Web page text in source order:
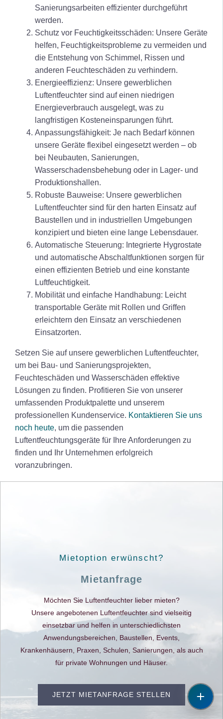
Sanierungsarbeiten effizienter durchgeführt
werden.
Schutz vor Feuchtigkeitsschäden: Unsere Geräte
helfen, Feuchtigkeitsprobleme zu vermeiden und
die Entstehung von Schimmel, Rissen und
anderen Feuchteschäden zu verhindern.
Energieeffizienz: Unsere gewerblichen
Luftentfeuchter sind auf einen niedrigen
Energieverbrauch ausgelegt, was zu
langfristigen Kosteneinsparungen führt.
Anpassungsfähigkeit: Je nach Bedarf können
unsere Geräte flexibel eingesetzt werden – ob
bei Neubauten, Sanierungen,
Wasserschadensbehebung oder in Lager- und
Produktionshallen.
Robuste Bauweise: Unsere gewerblichen
Luftentfeuchter sind für den harten Einsatz auf
Baustellen und in industriellen Umgebungen
konzipiert und bieten eine lange Lebensdauer.
Automatische Steuerung: Integrierte Hygrostate
und automatische Abschaltfunktionen sorgen für
einen effizienten Betrieb und eine konstante
Luftfeuchtigkeit.
Mobilität und einfache Handhabung: Leicht
transportable Geräte mit Rollen und Griffen
erleichtern den Einsatz an verschiedenen
Einsatzorten.
Setzen Sie auf unsere gewerblichen Luftentfeuchter,
um bei Bau- und Sanierungsprojekten,
Feuchteschäden und Wasserschäden effektive
Lösungen zu finden. Profitieren Sie von unserer
umfassenden Produktpalette und unserem
professionellen Kundenservice. Kontaktieren Sie uns
noch heute, um die passenden
Luftentfeuchtungsgeräte für Ihre Anforderungen zu
finden und Ihr Unternehmen erfolgreich
voranzubringen.
Mietoption erwünscht?
Mietanfrage
Möchten Sie Luftentfeuchter lieber mieten?
Unsere angebotenen Luftentfeuchter sind vielseitig
einsetzbar und helfen in unterschiedlichsten
Anwendungsbereichen, Baustellen, Events,
Krankenhäusern, Praxen, Schulen, Sanierungen, als auch
für private Wohnungen und Häuser.
JETZT MIETANFRAGE STELLEN